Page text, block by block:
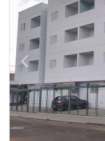
arrow_back_iosPrevious